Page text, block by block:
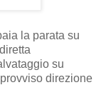
la parata su
su
direzione